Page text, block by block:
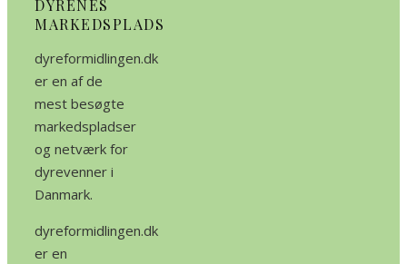
DYRENES
MARKEDSPLADS
dyreformidlingen.dk
er en af de
mest besøgte
markedspladser
og netværk for
dyrevenner i
Danmark.
dyreformidlingen.dk
er en